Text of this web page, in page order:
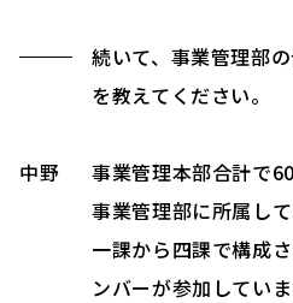
続いて、事業管理部
を教えてください。
中野
事業管理本部合計で
事業管理部に所属し
一課から四課で構成
ンバーが参加してい